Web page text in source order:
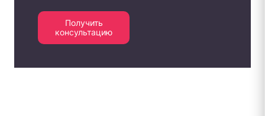
Получить
консультацию